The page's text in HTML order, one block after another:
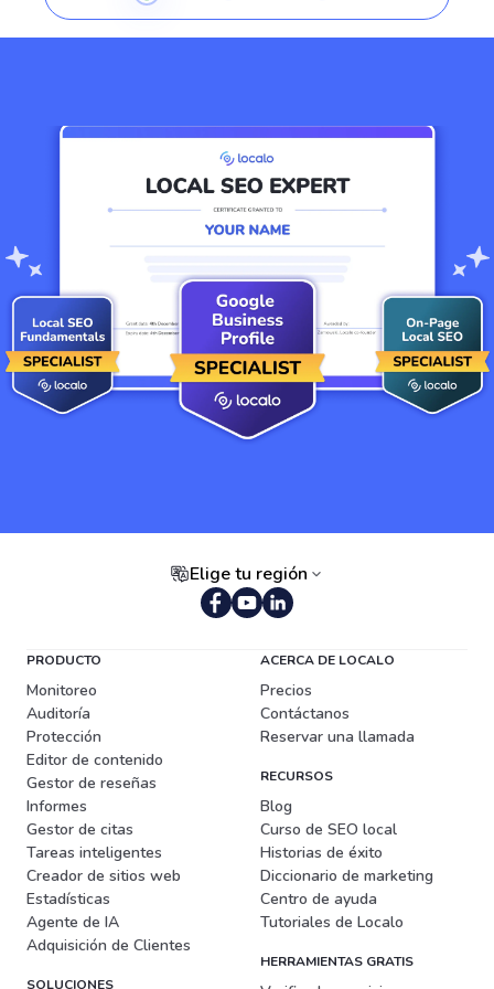
Elige tu región
PRODUCTO
Monitoreo
Auditoría
Protección
Editor de contenido
Gestor de reseñas
Informes
Gestor de citas
Tareas inteligentes
Creador de sitios web
Estadísticas
Agente de IA
Adquisición de Clientes
SOLUCIONES
ACERCA DE LOCALO
Precios
Contáctanos
Reservar una llamada
RECURSOS
Blog
Curso de SEO local
Historias de éxito
Diccionario de marketing
Centro de ayuda
Tutoriales de Localo
HERRAMIENTAS GRATIS